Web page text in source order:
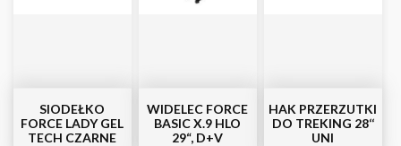
SIODEŁKO
FORCE LADY GEL
TECH CZARNE
WIDELEC FORCE
BASIC X.9 HLO
29“, D+V
HAK PRZERZUTKI
DO TREKING 28‘‘
UNI